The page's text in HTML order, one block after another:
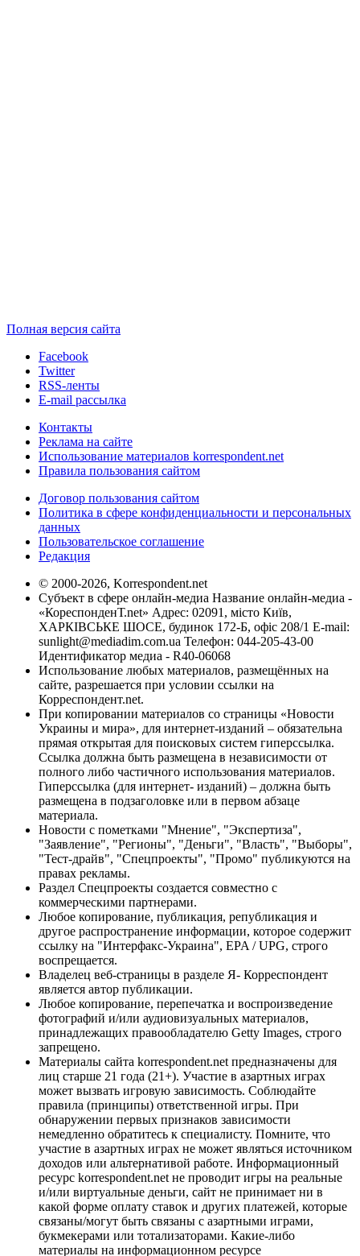
Полная версия сайта
Facebook
Twitter
RSS-ленты
E-mail рассылка
Контакты
Реклама на сайте
Использование материалов korrespondent.net
Правила пользования сайтом
Договор пользования сайтом
Политика в сфере конфиденциальности и персональных
данных
Пользовательское соглашение
Редакция
© 2000-2026, Korrespondent.net
Субъект в сфере онлайн-медиа Название онлайн-медиа -
«КореспонденТ.net» Адрес: 02091, місто Київ,
ХАРКІВСЬКЕ ШОСЕ, будинок 172-Б, офіс 208/1 E-mail:
sunlight@mediadim.com.ua Телефон: 044-205-43-00
Идентификатор медиа - R40-06068
Использование любых материалов, размещённых на
сайте, разрешается при условии ссылки на
Корреспондент.net.
При копировании материалов со страницы «Новости
Украины и мира», для интернет-изданий – обязательна
прямая открытая для поисковых систем гиперссылка.
Ссылка должна быть размещена в независимости от
полного либо частичного использования материалов.
Гиперссылка (для интернет- изданий) – должна быть
размещена в подзаголовке или в первом абзаце
материала.
Новости с пометками "Мнение", "Экспертиза",
"Заявление", "Регионы", "Деньги", "Власть", "Выборы",
"Тест-драйв", "Спецпроекты", "Промо" публикуются на
правах рекламы.
Раздел Спецпроекты создается совместно с
коммерческими партнерами.
Любое копирование, публикация, републикация и
другое распространение информации, которое содержит
ссылку на "Интерфакс-Украина", EPA / UPG, строго
воспрещается.
Владелец веб-страницы в разделе Я- Корреспондент
является автор публикации.
Любое копирование, перепечатка и воспроизведение
фотографий и/или аудиовизуальных материалов,
принадлежащих правообладателю Getty Images, строго
запрещено.
Материалы сайта korrespondent.net предназначены для
лиц старше 21 года (21+). Участие в азартных играх
может вызвать игровую зависимость. Соблюдайте
правила (принципы) ответственной игры. При
обнаружении первых признаков зависимости
немедленно обратитесь к специалисту. Помните, что
участие в азартных играх не может являться источником
доходов или альтернативой работе. Информационный
ресурс korrespondent.net не проводит игры на реальные
и/или виртуальные деньги, сайт не принимает ни в
какой форме оплату ставок и других платежей, которые
связаны/могут быть связаны с азартными играми,
букмекерами или тотализаторами. Какие-либо
материалы на информационном ресурсе